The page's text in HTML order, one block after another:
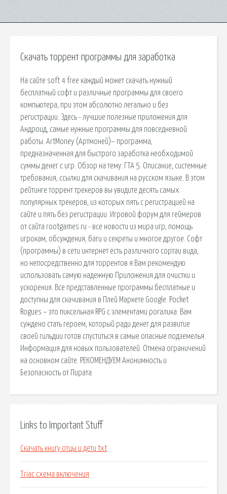
Скачать торрент программы для заработка
На сайте soft 4 free каждый может скачать нужный
бесплатный софт и различные программы для своего
компьютера, при этом абсолютно легально и без
регистрации. Здесь - лучшие полезные приложения для
Андроид, самые нужные программы для повседневной
работы. ArtMoney (Артмоней)– программа,
предназначенная для быстрого заработка необходимой
суммы денег с игр. Обзор на тему: ГТА 5. Описание, системные
требования, ссылки для скачивания на русском языке. В этом
рейтинге торрент трекеров вы увидите десять самых
популярных трекеров, из которых пять с регистрацией на
сайте и пять без регистрации. Игровой форум для геймеров
от сайта rootgames.ru - все новости из мира игр, помощь
игрокам, обсуждения, баги и секреты и многое другое. Софт
(программы) в сети интернет есть различного сортаи вида,
но непосредственно для торрентов я Вам рекомендую
использовать самую надежную Приложения для очистки и
ускорения. Все представленные программы бесплатные и
доступны для скачивания в Плей Маркете Google. Pocket
Rogues – это пиксельная RPG с элементами рогалика. Вам
суждено стать героем, который ради денег для развитие
своей гильдии готов спуститься в самые опасные подземелья.
Информация для новых пользователей. Отмена ограничений
на основном сайте. РЕКОМЕНДУЕМ Анонимность и
Безопасность от Пирата.
Links to Important Stuff
Скачать книгу отцы и дети txt
Triac схема включения